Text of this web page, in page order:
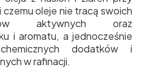
oleje nie tracą swoich
aktywnych oraz
i aromatu, a jednocześnie
dodatków i
w rafinacji.